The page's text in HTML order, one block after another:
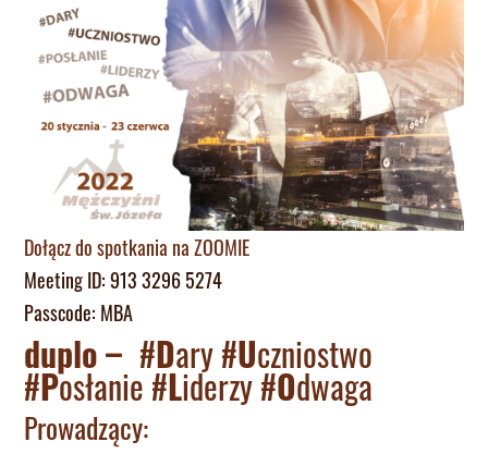
Dołącz do spotkania na ZOOMIE
Meeting ID: 913 3296 5274
Passcode: MBA
duplo – #Dary #Uczniostwo
#Posłanie #Liderzy #Odwaga
Prowadzący: